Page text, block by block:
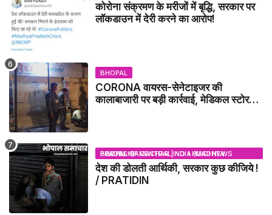
कोरोना संक्रमण के मरीजों में बृद्धि, सरकार पर
लॉकडाउन में देरी करने का आरोप!
BHOPAL
CORONA वायरस-सेनेटाइजर की
कालाबाजारी पर बड़ी कार्रवाई, मेडिकल स्टोर
BHOPAL SAMACHAR | NO 1 HINDI NEWS PORTAL OF CENTRAL INDIA (MADHYA PRADESH)
देश की डोलती आर्थिकी, सरकार कुछ कीजिये !
/ PRATIDIN